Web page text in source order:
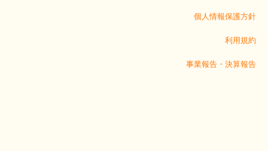
個人情報保護方針
利用規約
事業報告・決算報告